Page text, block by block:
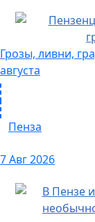
Грозы, ливни,
августа
Пенза
7 Авг 2026